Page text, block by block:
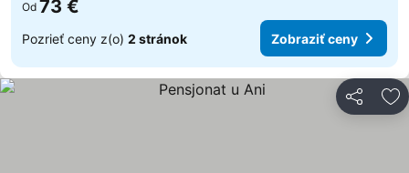
Od 73 €
Pozrieť ceny z(o) 2 stránok Zobraziť ceny
Zdieľať